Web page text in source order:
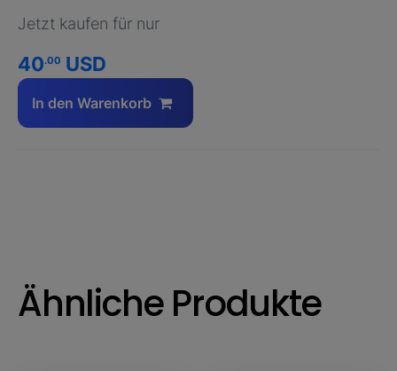
Jetzt kaufen für nur
40.00 USD
In den Warenkorb
Ähnliche Produkte